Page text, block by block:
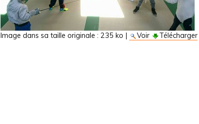
Image dans sa taille originale : 235 ko | Voir Télécharger